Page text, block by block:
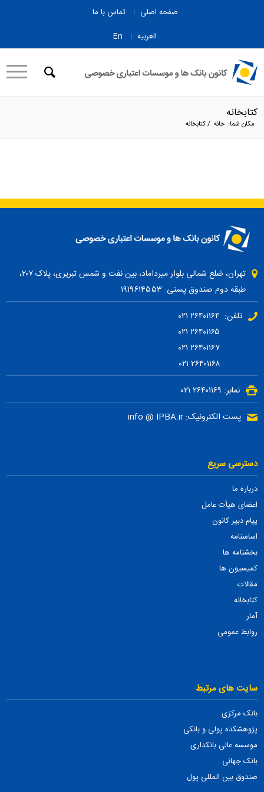
صفحه اصلی
تماس با ما
العربیه
En
کتابخانه
مکان شما: خانه /کتابخانه
تهران، ضلع شمالی بلوار میرداماد، بین نفت و شمس تبریزی، پلاک ۲۰۷،
طبقه دوم صندوق پستی: ۱۹۱۹۶۱۴۵۵۳
تلفن: ۲۶۴۰۱۱۶۴ ۰۲۱
۲۶۴۰۱۱۶۷ ۰۲۱
۲۶۴۰۱۱۶۸ ۰۲۱
نمابر: ۲۶۴۰۱۱۶۹ ۰۲۱
پست الکترونیک: info @ IPBA.ir
دسترسی سریع
درباره ما
اعضای هیأت عامل
پیام دبیر کانون
اساسنامه
بخشنامه ها
کمیسیون ها
مقالات
کتابخانه
آمار
روابط عمومی
سایت های مرتبط
بانک مرکزی
پژوهشکده پولی و بانکی
موسسه عالی بانکداری
بانک جهانی
صندوق بین المللی پول